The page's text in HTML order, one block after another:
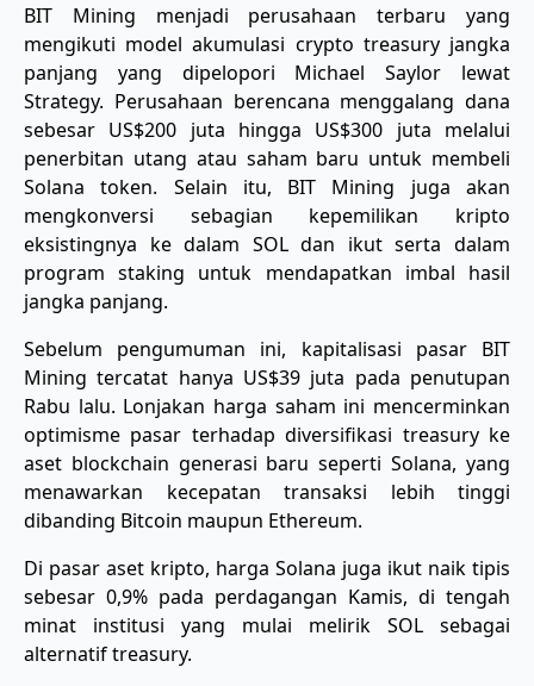
BIT Mining menjadi perusahaan terbaru yang
mengikuti model akumulasi crypto treasury jangka
panjang yang dipelopori Michael Saylor lewat
Strategy. Perusahaan berencana menggalang dana
sebesar US$200 juta hingga US$300 juta melalui
penerbitan utang atau saham baru untuk membeli
Solana token. Selain itu, BIT Mining juga akan
mengkonversi sebagian kepemilikan kripto
eksistingnya ke dalam SOL dan ikut serta dalam
program staking untuk mendapatkan imbal hasil
jangka panjang.
Sebelum pengumuman ini, kapitalisasi pasar BIT
Mining tercatat hanya US$39 juta pada penutupan
Rabu lalu. Lonjakan harga saham ini mencerminkan
optimisme pasar terhadap diversifikasi treasury ke
aset blockchain generasi baru seperti Solana, yang
menawarkan kecepatan transaksi lebih tinggi
dibanding Bitcoin maupun Ethereum.
Di pasar aset kripto, harga Solana juga ikut naik tipis
sebesar 0,9% pada perdagangan Kamis, di tengah
minat institusi yang mulai melirik SOL sebagai
alternatif treasury.